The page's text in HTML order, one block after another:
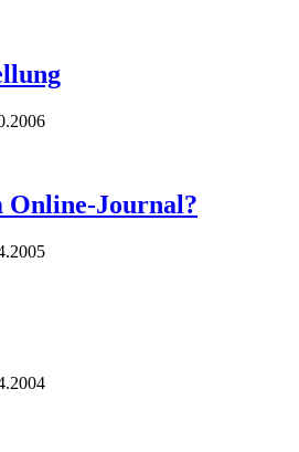
Online-Journal?